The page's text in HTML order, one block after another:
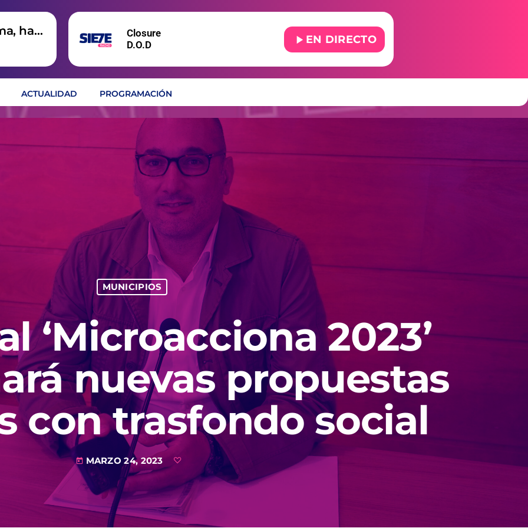
hay
Closure
D.O.D
play_arrow EN DIRECTO
ACTUALIDAD PROGRAMACIÓN
MUNICIPIOS
‘Microacciona 2023’
nuevas propuestas
con trasfondo social
today MARZO 24, 2023